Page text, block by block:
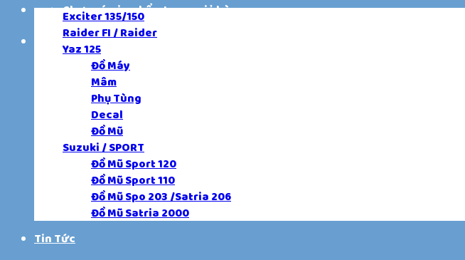
Chưa có sản phẩm trong giỏ hàng.
Giỏ hàng
Chưa có sản phẩm trong giỏ hàng.
Exciter 135/150
Raider FI / Raider
Yaz 125
Đồ Máy
Mâm
Phụ Tùng
Decal
Đồ Mũ
Suzuki / SPORT
Đồ Mũ Sport 120
Đồ Mũ Sport 110
Đồ Mũ Spo 203 /Satria 206
Đồ Mũ Satria 2000
Tin Tức